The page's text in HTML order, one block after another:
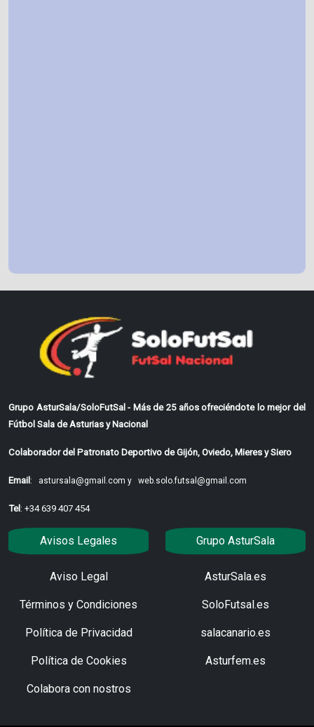
Grupo AsturSala/SoloFutSal - Más de 25 años ofreciéndote lo mejor del
Fútbol Sala de Asturias y Nacional
Colaborador del Patronato Deportivo de Gijón, Oviedo, Mieres y Siero
Email: astursala@gmail.com y web.solo.futsal@gmail.com
Tel: +34 639 407 454
Avisos Legales
Aviso Legal
Términos y Condiciones
Política de Privacidad
Política de Cookies
Colabora con nostros
Grupo AsturSala
AsturSala.es
SoloFutsal.es
salacanario.es
Asturfem.es